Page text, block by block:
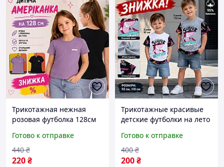
Трикотажная нежная
розовая футболка 128см
однотонные нарядные
футболки американки для
школы на 7-8лет
Готово к отправке
220₴
440 ₴
Трикотажные красивые
детские футболки на лето
повседневная футболка с
принтом акула ребенку
для садика 2-5лет
Готово к отправке
200₴
400 ₴